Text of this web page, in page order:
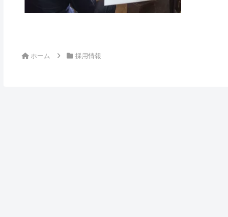
ホーム 採用情報